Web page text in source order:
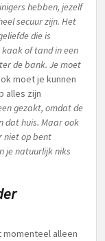
hebben, jezelf
secuur zijn. Het
die is
of tand in een
de bank. Je moet
moet je kunnen
alles zijn
gezakt, omdat de
dat huis. Maar ook
niet op bent
je natuurlijk niks
alleen